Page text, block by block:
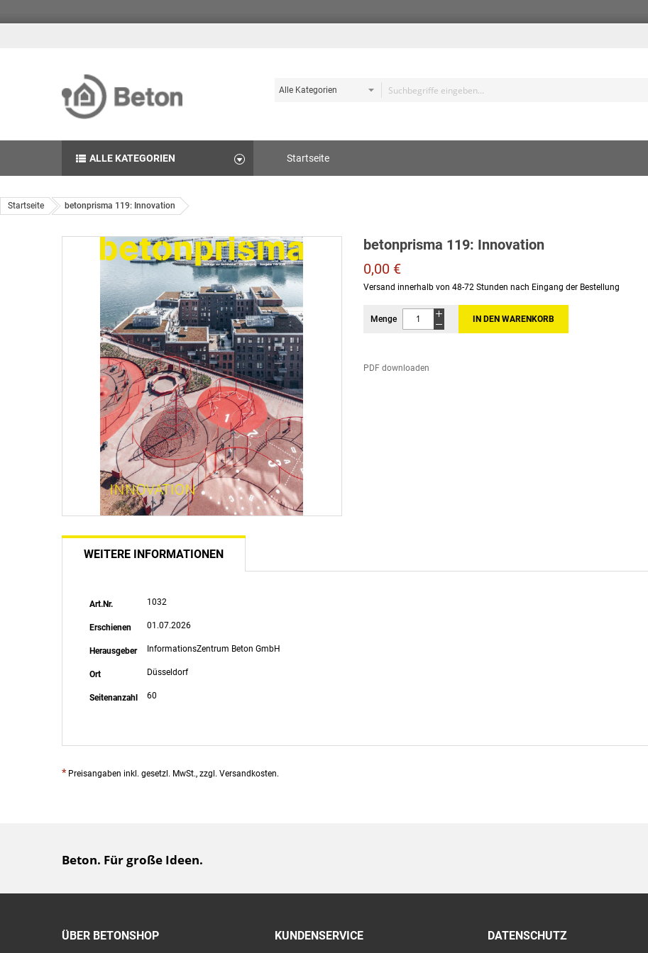
Betonshops
ALLE KATEGORIEN Startseite
Startseite betonprisma 119: Innovation
betonprisma 119: Innovation
0,00 €
Versand innerhalb von 48-72 Stunden nach Eingang der Bestellung
Menge IN DEN WARENKORB
PDF downloaden
WEITERE INFORMATIONEN
Art.Nr. 1032
Erschienen 01.07.2026
Herausgeber InformationsZentrum Beton GmbH
Ort Düsseldorf
Seitenanzahl 60
*Preisangaben inkl. gesetzl. MwSt., zzgl. Versandkosten.
Beton. Für große Ideen.
ÜBER BETONSHOP KUNDENSERVICE DATENSCHUTZ